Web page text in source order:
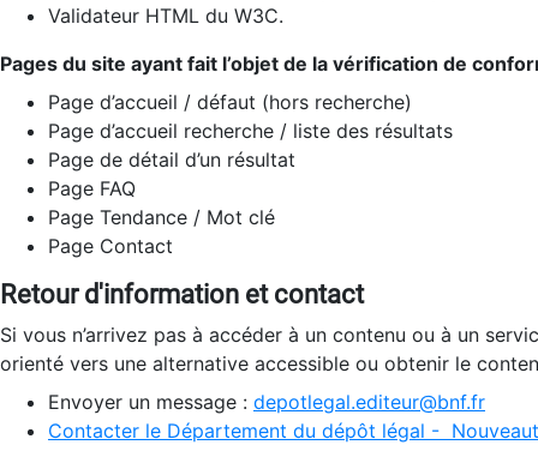
Validateur HTML du W3C.
Pages du site ayant fait l’objet de la vérification de
Page d’accueil / défaut (hors recherche)
Page d’accueil recherche / liste des résultats
Page de détail d’un résultat
Page FAQ
Page Tendance / Mot clé
Page Contact
Retour d'information et contact
Si vous n’arrivez pas à accéder à un contenu ou à un
orienté vers une alternative accessible ou obtenir le
Envoyer un message : depotlegal.editeur@bnf.fr
Contacter le Département du dépôt légal -